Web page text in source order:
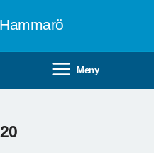
Hammarö
Meny